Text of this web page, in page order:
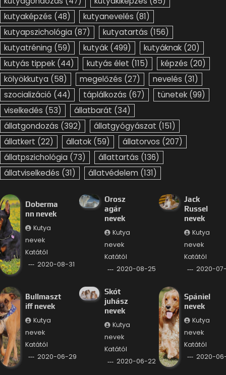
kutyaképzés (48) kutyanevelés (81)
kutyapszichológia (87) kutyatartás (156)
kutyatréning (59) kutyák (499) kutyáknak (20)
kutyás tippek (44) kutyás élet (115) képzés (20)
kölyökkutya (58) megelőzés (27) nevelés (31)
szocializáció (44) táplálkozás (67) tünetek (99)
viselkedés (53) állatbarát (34)
állatgondozás (392) állatgyógyászat (151)
állatkert (22) állatok (59) állatorvos (207)
állatpszichológia (73) állattartás (136)
állatviselkedés (31) állatvédelem (131)
Doberma
nn nevek
Kutya
nevek
Katától
2020-08-31
Orosz
agár
nevek
Kutya
nevek
Katától
2020-08-25
Jack
Russel
nevek
Kutya
nevek
Katától
2020-
Bullmaszt
iff nevek
Kutya
nevek
Katától
2020-06-29
Skót
juhász
nevek
Kutya
nevek
Katától
2020-06-22
Spániel
nevek
Kutya
nevek
Katától
2020-